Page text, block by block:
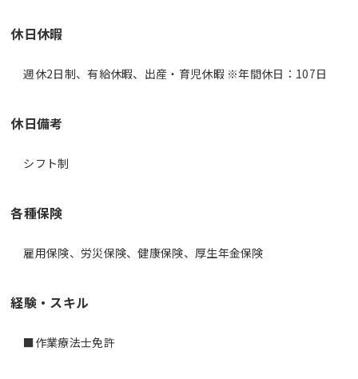
休日休暇
週休2日制、有給休暇、出産・育児休暇 ※年間休日：107日
休日備考
シフト制
各種保険
雇用保険、労災保険、健康保険、厚生年金保険
経験・スキル
■作業療法士免許